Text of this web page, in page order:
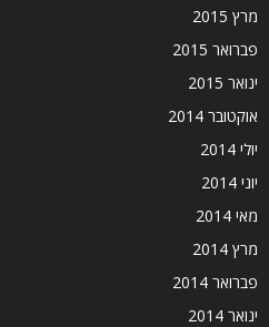
מרץ 2015
פברואר 2015
ינואר 2015
אוקטובר 2014
יולי 2014
יוני 2014
מאי 2014
מרץ 2014
פברואר 2014
ינואר 2014